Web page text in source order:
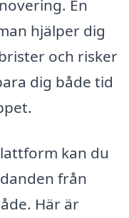
En
hjälper dig
och risker
dig både tid
kan du
från
Här är